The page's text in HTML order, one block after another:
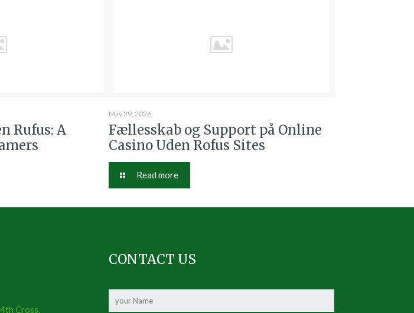
Rufus: A
May 29, 2026
Fællesskab og Support på Online
Casino Uden Rofus Sites
Read more
Cross,
CONTACT US